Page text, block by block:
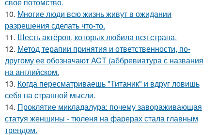
10. Mногие люди всю жизнь живут в ожидании
разрешения сделать что-то.
11. Шесть актёров, которых любила вся страна.
12. Метод терапии принятия и ответственности, по-
другому ее обозначают ACT (аббревиатура с названия
на английском.
13. Когда пересматриваешь "Титаник" и вдруг ловишь
себя на странной мысли.
14. Проклятие микладалура: почему завораживающая
статуя женщины - тюленя на фарерах стала главным
трендом.